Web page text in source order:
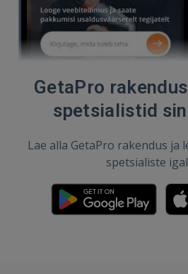
GetaPro
spetsialistid
Lae alla GetaPro rakendus ja
spetsialiste